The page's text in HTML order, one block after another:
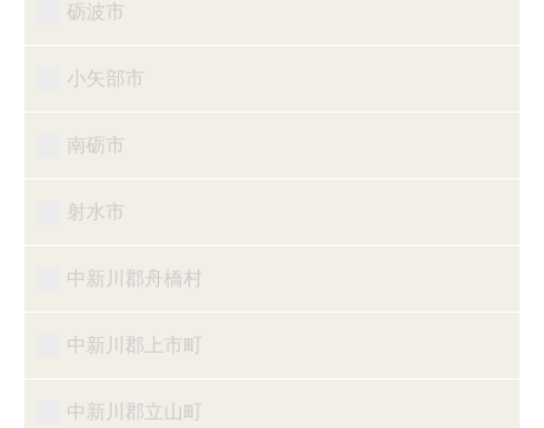
砺波市
小矢部市
南砺市
射水市
中新川郡舟橋村
中新川郡上市町
中新川郡立山町